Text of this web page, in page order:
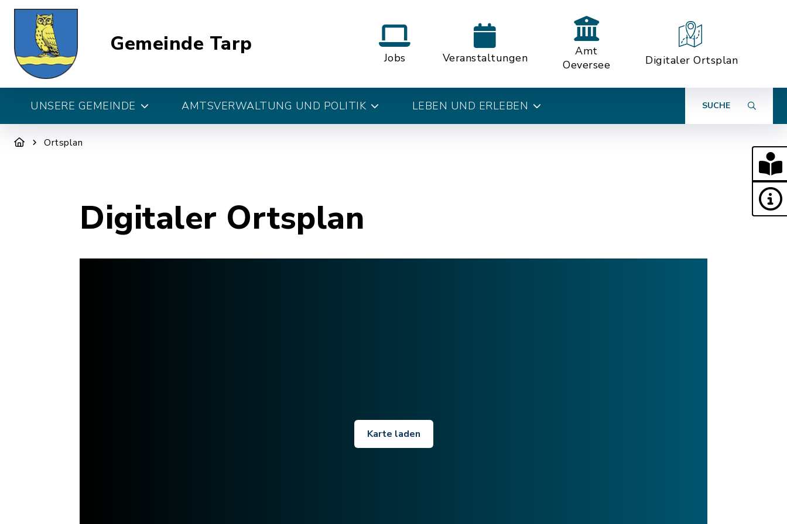
Gemeinde Tarp
Jobs Veranstaltungen
Amt
Oeversee
Digitaler Ortsplan
UNSERE GEMEINDE AMTSVERWALTUNG UND POLITIK LEBEN UND ERLEBEN SUCHE
Ortsplan
Digitaler Ortsplan
Karte laden